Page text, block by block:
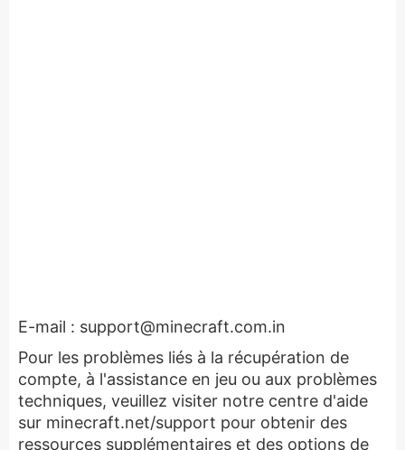
E-mail : support@minecraft.com.in
Pour les problèmes liés à la récupération de
compte, à l'assistance en jeu ou aux problèmes
techniques, veuillez visiter notre centre d'aide
sur minecraft.net/support pour obtenir des
ressources supplémentaires et des options de